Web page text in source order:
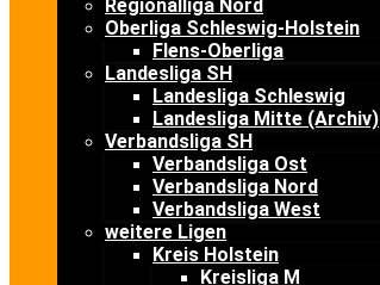
Regionalliga Nord
Oberliga Schleswig-Holstein
Flens-Oberliga
Landesliga SH
Landesliga Schleswig
Landesliga Mitte (Archiv)
Verbandsliga SH
Verbandsliga Ost
Verbandsliga Nord
Verbandsliga West
weitere Ligen
Kreis Holstein
Kreisliga M